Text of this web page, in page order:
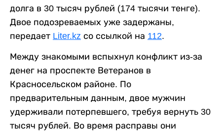
долга в 30 тысяч рублей (174 тысячи тенге).
Двое подозреваемых уже задержаны,
передает Liter.kz со ссылкой на 112.
Между знакомыми вспыхнул конфликт из-за
денег на проспекте Ветеранов в
Красносельском районе. По
предварительным данным, двое мужчин
удерживали потерпевшего, требуя вернуть 30
тысяч рублей. Во время расправы они